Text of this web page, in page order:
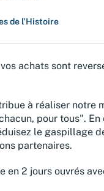
de l'Histoire
vos achats sont
à réaliser notre
pour tous".
le gaspillage
partenaires.
en 2 jours ouvrés